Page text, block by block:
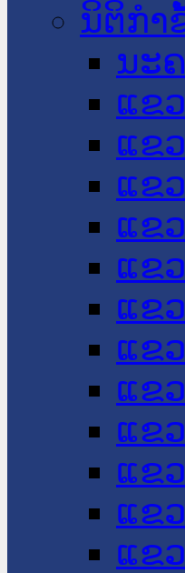
ນິຕິກໍາ
ນະ​
ແຂ
ແຂ
ແຂ
ແຂ
ແຂ
ແຂ
ແຂ
ແຂ
ແຂ
ແຂ
ແຂ
ແຂ